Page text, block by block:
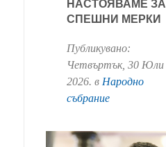
НАСТОЯВАМЕ ЗА
СПЕШНИ МЕРКИ
Публикувано:
Четвъртък, 30 Юли
2026. в Народно
събрание